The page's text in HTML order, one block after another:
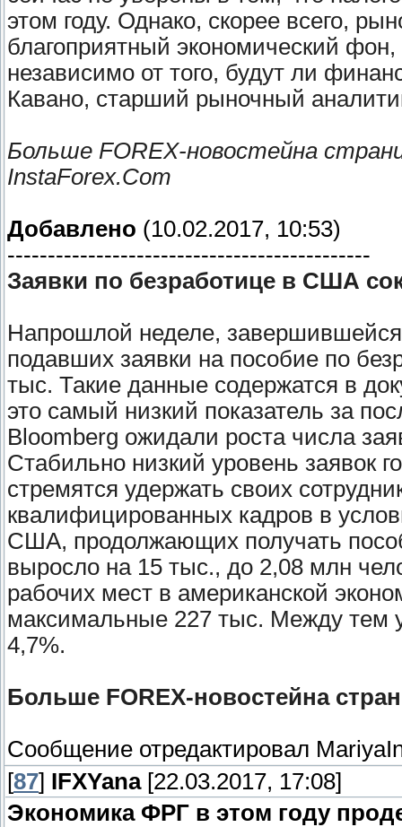
этом году. Однако, скорее всего,
благоприятный экономический
независимо от того, будут ли
Кавано, старший рыночный
Больше FOREX-новостейна
InstaForex.Com
Добавлено (10.02.2017, 10:53)
---------------------------------------------
Заявки по безработице в США
Напрошлой неделе,
подавших заявки на пособие по
тыс. Такие данные содержатся в
это самый низкий показатель за
Bloomberg ожидали роста числа
Стабильно низкий уровень заявок
стремятся удержать своих
квалифицированных кадров в
США, продолжающих получать
выросло на 15 тыс., до 2,08 млн
рабочих мест в американской
максимальные 227 тыс. Между тем
4,7%.
Больше FOREX-новостейна
Сообщение отредактировал
[87] IFXYana[22.03.2017, 17:08]
Экономика ФРГ в этом году